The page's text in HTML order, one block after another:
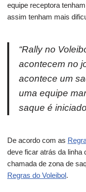
equipe receptora
assim tenham mais
“Rally no
acontecem no
acontece um
uma equipe
saque é
De acordo com as
deve ficar atrás da linha
chamada de zona de
Regras do Voleibol.